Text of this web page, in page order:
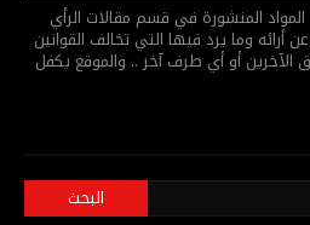
المنشورة في قسم مقالات الرأي
أرائه وما يرد فيها التي تخالف القوانين
الآخرين أو أي طرف آخر .. والموقع يكفل